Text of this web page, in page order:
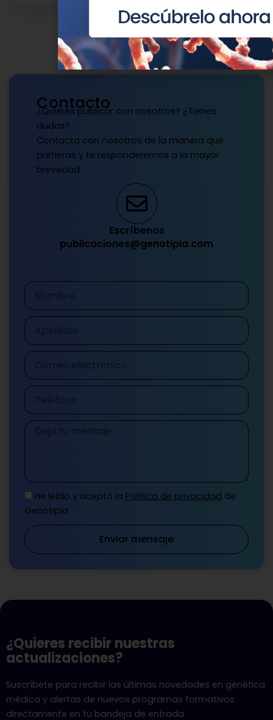
Contacto
¿Quieres publicar con nosotros? ¿Tienes
dudas?
Contacta con nosotros de la manera que
prefieras y te responderemos a la mayor
brevedad.
Escríbenos
publicaciones@genotipia.com
Nombre
Apellidos
Correo
electrónico
Teléfono
Mensaje
He leído y acepto la Política de privacidad de
Genotipia
Enviar mensaje
¿Quieres recibir nuestras
actualizaciones?
Suscríbete para recibir las últimas novedades en genética
médica y alertas de nuevos programas formativos
directamente en tu bandeja de entrada